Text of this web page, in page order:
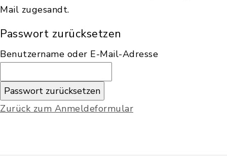
Mail zugesandt.
Passwort zurücksetzen
Benutzername oder E-Mail-Adresse
Zurück zum Anmeldeformular